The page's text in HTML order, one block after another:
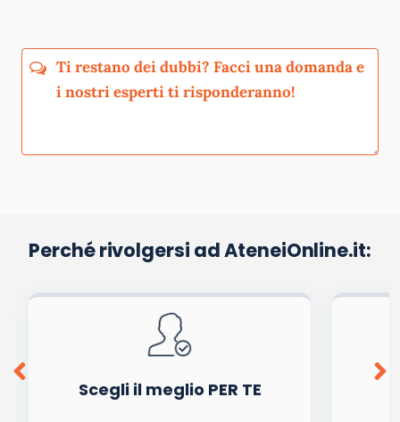
La tua email sarà utilizzata per comunicarti se qualcuno risponde al tuo commento
Ho letto e acconsento l'
Acconsento all'uso dei miei dati da parte di terzi per
finalità di marketing diretto con modalità
conferma e pubblica
Perché rivolgersi ad AteneiOnline.it:
Scegli il meglio PER TE